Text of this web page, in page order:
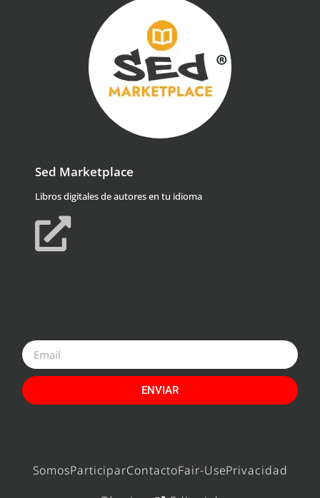
Sed Marketplace
Libros digitales de autores en tu idioma
ENVIAR
SomosParticiparContactoFair-UsePrivacidad